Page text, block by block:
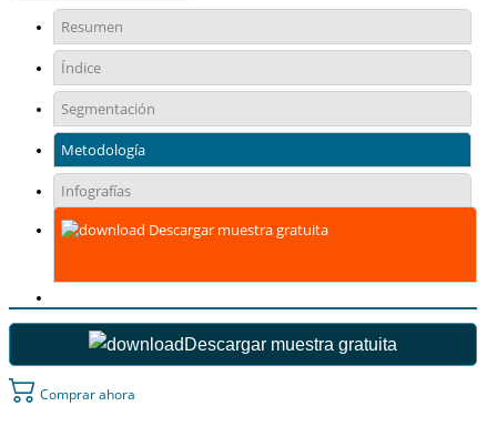
Resumen
Índice
Segmentación
Metodología
Infografías
Descargar muestra gratuita
Descargar muestra gratuita
Comprar ahora